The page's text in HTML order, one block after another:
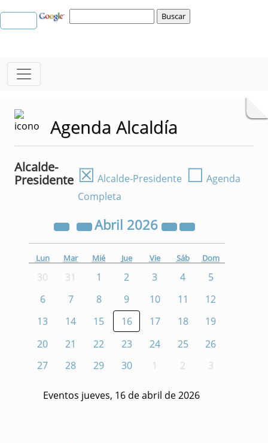
Agenda Alcaldía
Alcalde-
Presidente ☒ Alcalde-Presidente ☐ Agenda
Completa
Abril 2026
Lun Mar Mié Jue Vie Sáb Dom
30 31 1 2 3 4
5
6
7 8 9 10 11
12
13
14 15 16 17 18
19
20
21 22 23 24 25
26
27
28 29 30 1 2 3
Eventos jueves, 16 de abril de 2026